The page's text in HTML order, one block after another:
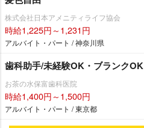
株式会社日本アメニティライフ協会
時給1,225円～1,231円
アルバイト・パート / 神奈川県
歯科助手/未経験OK・ブランクOK
お茶の水保富歯科医院
時給1,400円～1,500円
アルバイト・パート / 東京都